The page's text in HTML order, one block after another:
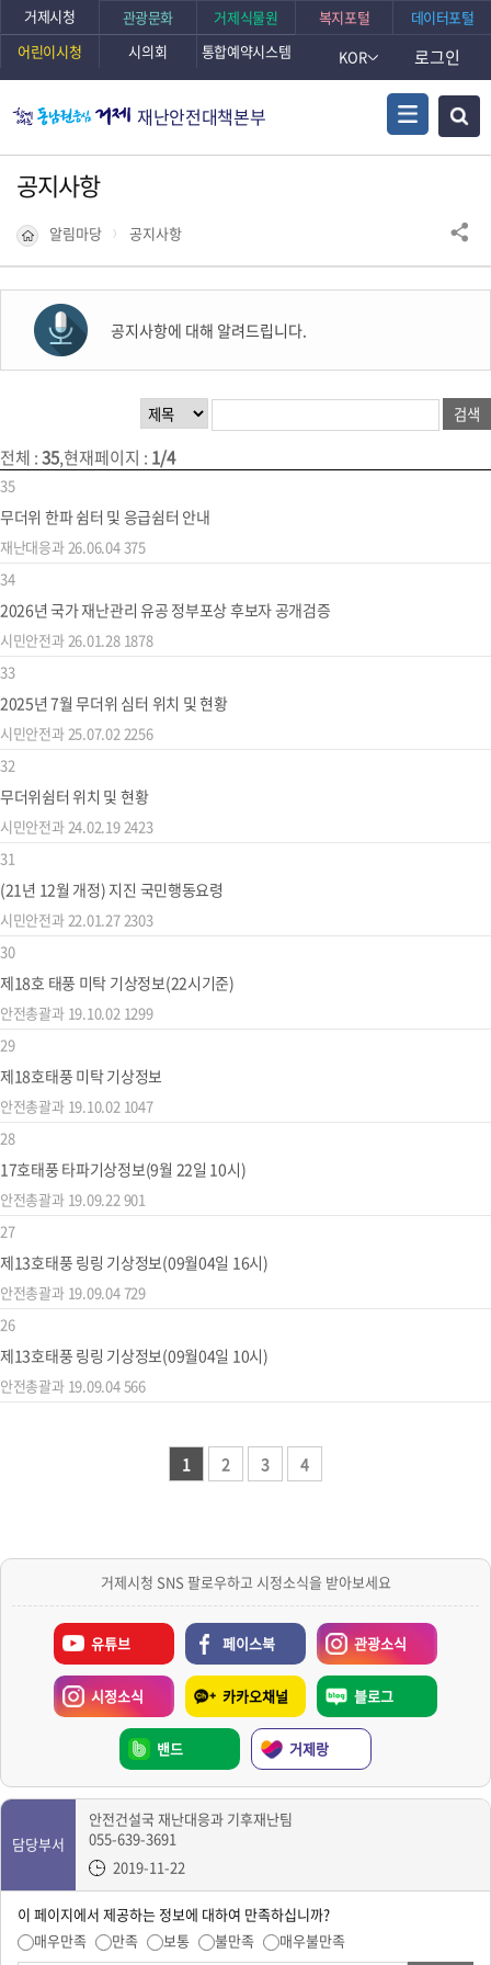
거제시청 관광문화 거제식물원 복지포털
데이터포털
어린이시청
시의회 통합예약시스템 KOR 로그인
재난안전대책본부
공지사항
알림마당 공지사항
공지사항에 대해 알려드립니다.
전체 :35,현재페이지 : 1/4
35
무더위 한파 쉼터 및 응급쉼터 안내
재난대응과 26.06.04375
34
2026년 국가 재난관리 유공 정부포상 후보자 공개검증
시민안전과 26.01.28 1878
33
2025년 7월 무더위 심터 위치 및 현황
시민안전과 25.07.02 2256
32
무더위쉼터 위치 및 현황
시민안전과 24.02.19 2423
31
(21년 12월 개정) 지진 국민행동요령
시민안전과 22.01.27 2303
30
제18호 태풍 미탁 기상정보(22시기준)
안전총괄과 19.10.02 1299
29
제18호태풍 미탁 기상정보
안전총괄과 19.10.02 1047
28
17호태풍 타파기상정보(9월 22일 10시)
안전총괄과 19.09.22 901
27
제13호태풍 링링 기상정보(09월04일 16시)
안전총괄과 19.09.04729
26
제13호태풍 링링 기상정보(09월04일 10시)
안전총괄과 19.09.04566
1 2 3 4
거제시청 SNS 팔로우하고 시정소식을 받아보세요
유튜브 페이스북 관광소식
시정소식 카카오채널 블로그
밴드 거제랑
담당부서
안전건설국 재난대응과 기후재난팀
055-639-3691
2019-11-22
이 페이지에서 제공하는 정보에 대하여 만족하십니까?
매우만족
만족 보통 불만족 매우불만족